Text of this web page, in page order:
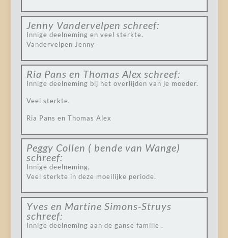
Jenny Vandervelpen schreef:
Innige deelneming en veel sterkte.
Vandervelpen Jenny
Ria Pans en Thomas Alex schreef:
Innige deelneming bij het overlijden van je moeder.
Veel sterkte.
Ria Pans en Thomas Alex
Peggy Collen ( bende van Wange)
schreef:
Innige deelneming,
Veel sterkte in deze moeilijke periode.
Yves en Martine Simons-Struys
schreef:
Innige deelneming aan de ganse familie .